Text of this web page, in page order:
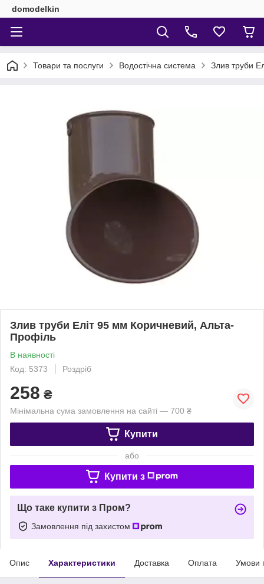
domodelkin
Товари та послуги Водостічна система Злив труби
Злив труби Еліт 95 мм Коричневий, Альта-
Профіль
В наявності
Код: 5373
Роздріб
258 ₴
Мінімальна сума замовлення на сайті — 700 ₴
Купити
або
Купити з
Що таке купити з Пром?
Замовлення під захистом
Опис Характеристики Доставка Оплата Умови